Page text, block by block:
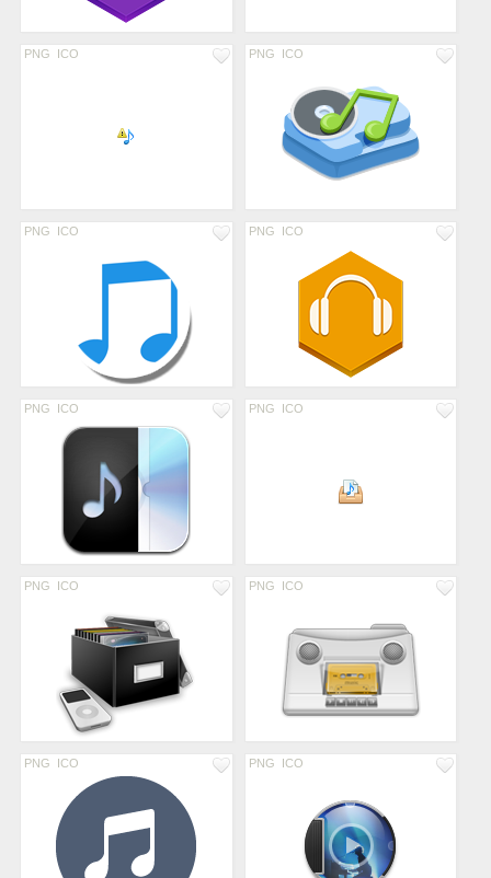
PNG ICO PNG ICO
PNG ICO PNG ICO
PNG ICO PNG ICO
PNG ICO PNG ICO
PNG ICO PNG ICO